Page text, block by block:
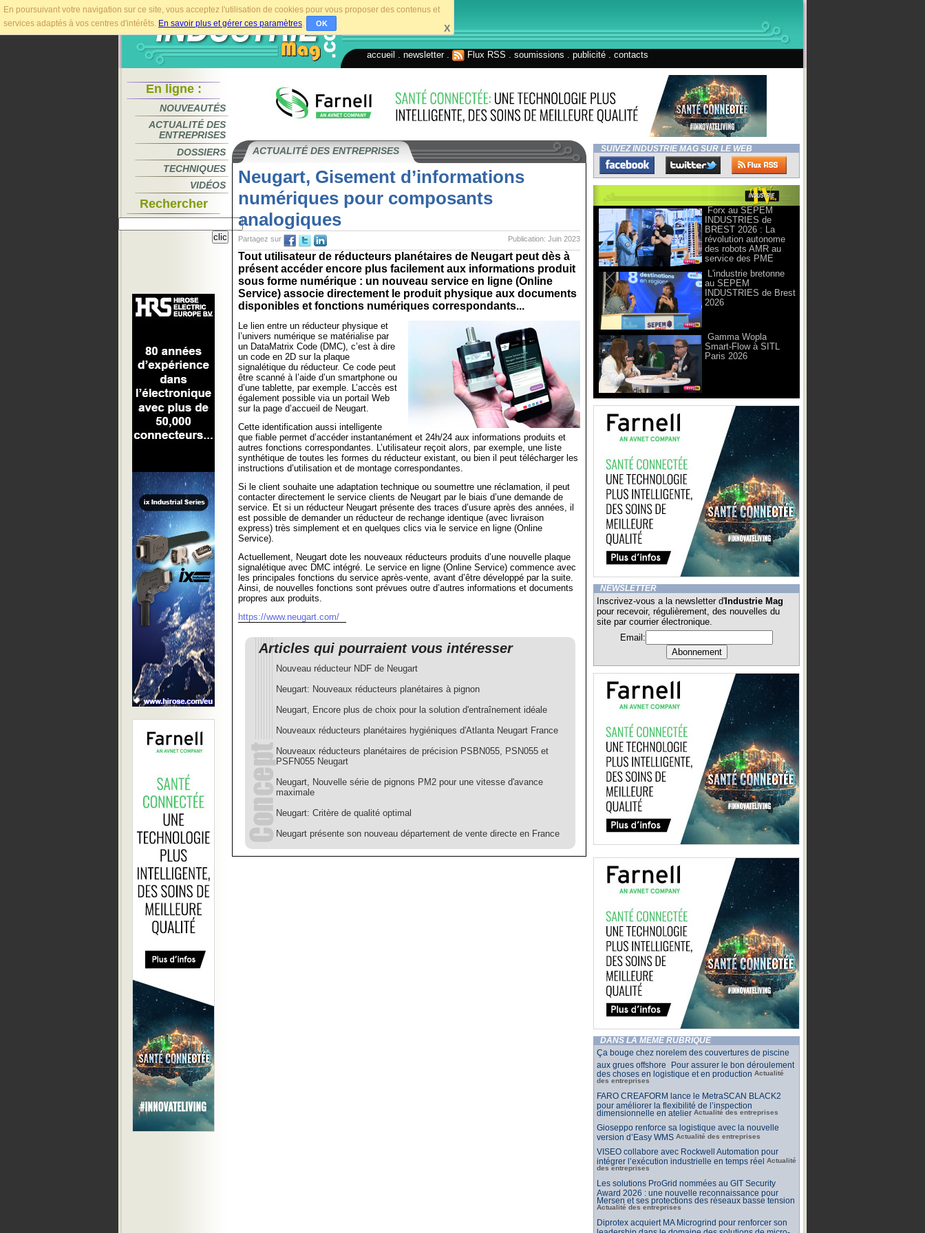
En poursuivant votre navigation sur ce site, vous acceptez l'utilisation de cookies pour vous proposer des contenus et
services adaptés à vos centres d'intérêts. En savoir plus et gérer ces paramètres. OK X
accueil newsletter. Flux RSS soumissions publicité contacts
En ligne :
NOUVEAUTÉS
ACTUALITÉ DES
ENTREPRISES
DOSSIERS
TECHNIQUES
VIDÉOS
Rechercher
ACTUALITÉ DES ENTREPRISES
Neugart, Gisement d’informations
numériques pour composants
analogiques
Publication: Juin 2023
Partagez sur
Tout utilisateur de réducteurs planétaires de Neugart peut dès à
présent accéder encore plus facilement aux informations produit
sous forme numérique : un nouveau service en ligne (Online
Service) associe directement le produit physique aux documents
disponibles et fonctions numériques correspondants...
Le lien entre un réducteur physique et
l’univers numérique se matérialise par
un DataMatrix Code (DMC), c’est à dire
un code en 2D sur la plaque
signalétique du réducteur. Ce code peut
être scanné à l’aide d’un smartphone ou
d’une tablette, par exemple. L’accès est
également possible via un portail Web
sur la page d’accueil de Neugart.
Cette identification aussi intelligente
que fiable permet d’accéder instantanément et 24h/24 aux informations produits et
autres fonctions correspondantes. L’utilisateur reçoit alors, par exemple, une liste
synthétique de toutes les formes du réducteur existant, ou bien il peut télécharger les
instructions d’utilisation et de montage correspondantes.
Si le client souhaite une adaptation technique ou soumettre une réclamation, il peut
contacter directement le service clients de Neugart par le biais d’une demande de
service. Et si un réducteur Neugart présente des traces d’usure après des années, il
est possible de demander un réducteur de rechange identique (avec livraison
express) très simplement et en quelques clics via le service en ligne (Online
Service).
Actuellement, Neugart dote les nouveaux réducteurs produits d’une nouvelle plaque
signalétique avec DMC intégré. Le service en ligne (Online Service) commence avec
les principales fonctions du service après-vente, avant d’être développé par la suite.
Ainsi, de nouvelles fonctions sont prévues outre d’autres informations et documents
propres aux produits.
https://www.neugart.com/
Articles qui pourraient vous intéresser
Nouveau réducteur NDF de Neugart
Neugart: Nouveaux réducteurs planétaires à pignon
Neugart, Encore plus de choix pour la solution d'entraînement idéale
Nouveaux réducteurs planétaires hygiéniques d'Atlanta Neugart France
Nouveaux réducteurs planétaires de précision PSBN055, PSN055 et
PSFN055 Neugart
Neugart, Nouvelle série de pignons PM2 pour une vitesse d'avance
maximale
Neugart: Critère de qualité optimal
Neugart présente son nouveau département de vente directe en France
SUIVEZ INDUSTRIE MAG SUR LE WEB
Forx au SEPEM
INDUSTRIES de
BREST 2026 : La
révolution autonome
des robots AMR au
service des PME
L'industrie bretonne
au SEPEM
INDUSTRIES de Brest
2026
Gamma Wopla
Smart-Flow à SITL
Paris 2026
NEWSLETTER
Inscrivez-vous a la newsletter d' Industrie Mag
pour recevoir, régulièrement, des nouvelles du
site par courrier électronique.
Email:
DANS LA MÊME RUBRIQUE
Ça bouge chez norelem des couvertures de piscine
aux grues offshore Pour assurer le bon déroulement
des choses en logistique et en production Actualité
des entreprises
FARO CREAFORM lance le MetraSCAN BLACK2
pour améliorer la flexibilité de l’inspection
dimensionnelle en atelier Actualité des entreprises
Gioseppo renforce sa logistique avec la nouvelle
version d’Easy WMS Actualité des entreprises
VISEO collabore avec Rockwell Automation pour
intégrer l’exécution industrielle en temps réel Actualité
des entreprises
Les solutions ProGrid nommées au GIT Security
Award 2026 : une nouvelle reconnaissance pour
Mersen et ses protections des réseaux basse tension
Actualité des entreprises
Diprotex acquiert MA Microgrind pour renforcer son
leadership dans le domaine des solutions de micro-